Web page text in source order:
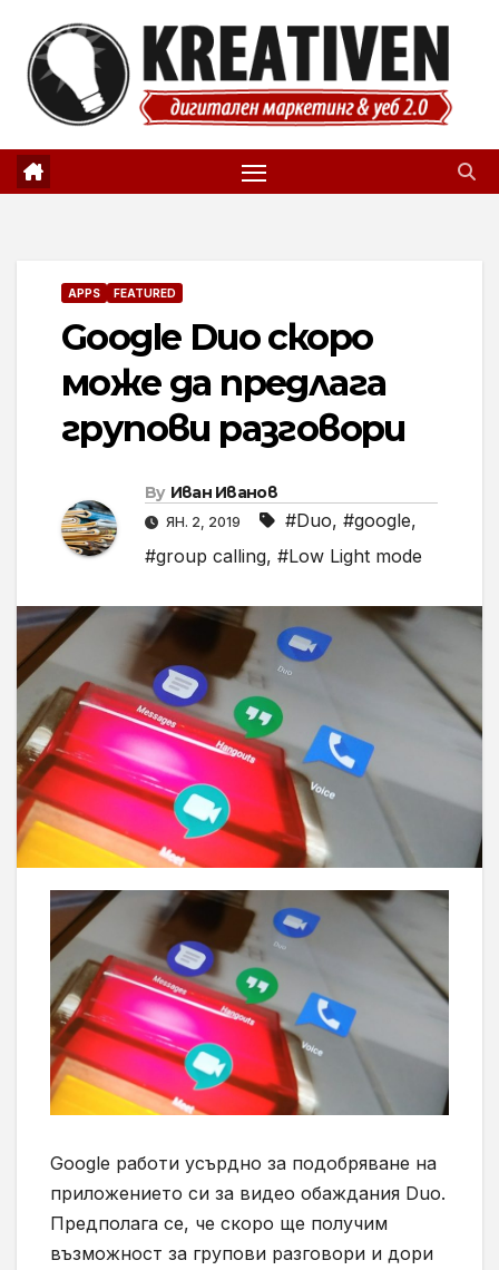
content
APPS FEATURED
Google Duo скоро
може да предлага
групови разговори
By Иван Иванов
ЯН. 2, 2019 #Duo, #google,
#group calling, #Low Light mode
Google работи усърдно за подобряване на
приложението си за видео обаждания Duo.
Предполага се, че скоро ще получим
възможност за групови разговори и дори